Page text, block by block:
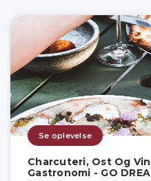
Se oplevelse
Charcuteri, Ost Og
Gastronomi - GO